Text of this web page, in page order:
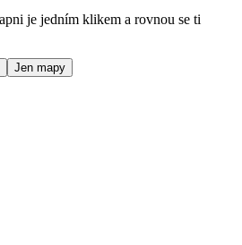
je jedním klikem a rovnou se ti
Jen mapy